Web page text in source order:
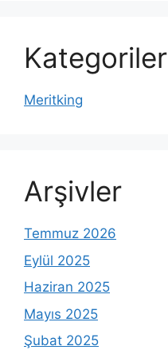
Kategoriler
Meritking
Arşivler
Temmuz 2026
Eylül 2025
Haziran 2025
Mayıs 2025
Şubat 2025